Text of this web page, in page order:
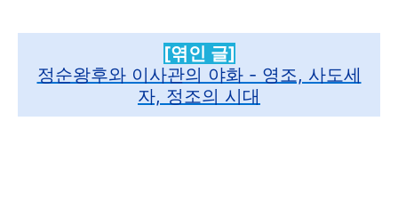
[엮인 글]
정순왕후와 이사관의 야화 - 영조, 사도세
자, 정조의 시대